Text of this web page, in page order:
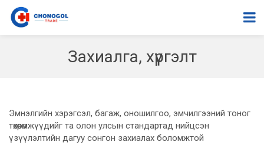
Захиалга, хүргэлт
Эмнэлгийн хэрэгсэл, багаж, оношилгоо, эмчилгээний тоног
төхөөрөмжүүдийг та олон улсын стандартад нийцсэн
үзүүлэлтийн дагуу сонгон захиалах боломжтой